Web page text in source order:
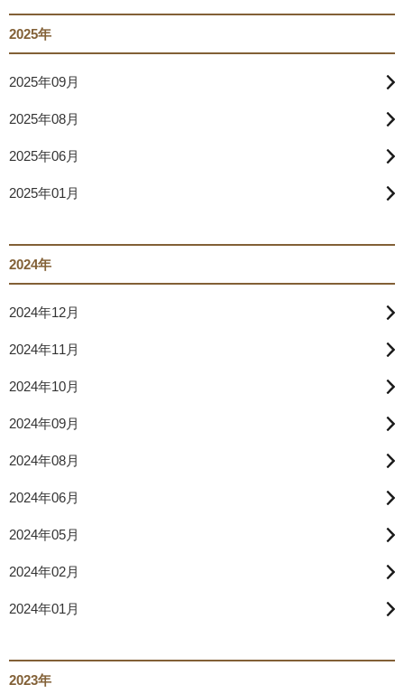
2025年
2025年09月
2025年08月
2025年06月
2025年01月
2024年
2024年12月
2024年11月
2024年10月
2024年09月
2024年08月
2024年06月
2024年05月
2024年02月
2024年01月
2023年